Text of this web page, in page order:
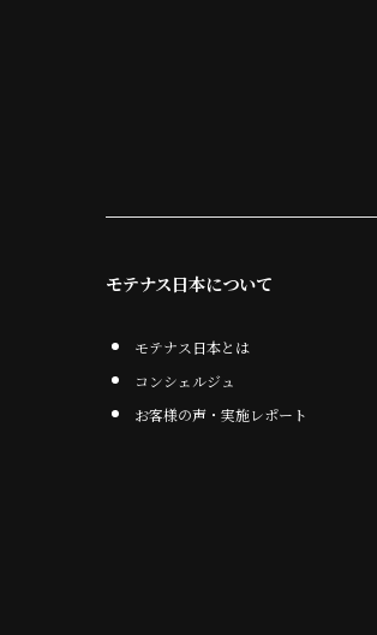
モテナス日本について
モテナス日本とは
コンシェルジュ
お客様の声・実施レポート